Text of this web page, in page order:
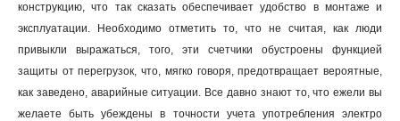
конструкцию, что так сказать обеспечивает удобство в монтаже и
эксплуатации. Необходимо отметить то, что не считая, как люди
привыкли выражаться, того, эти счетчики обустроены функцией
защиты от перегрузок, что, мягко говоря, предотвращает вероятные,
как заведено, аварийные ситуации. Все давно знают то, что ежели вы
желаете быть убеждены в точности учета употребления электро